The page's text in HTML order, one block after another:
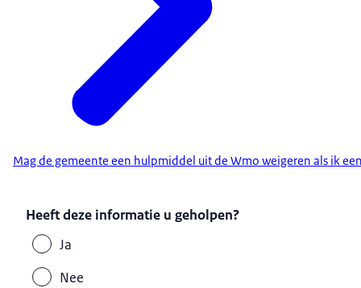
Mag de gemeente een hulpmiddel uit de Wmo weigeren als ik
Heeft deze informatie u geholpen?
Ja
Nee